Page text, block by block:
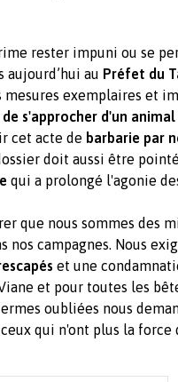
rester impuni ou se
aujourd’hui au Préfet du
mesures exemplaires et
s'approcher d'un animal
cet acte de barbarie par
doit aussi être
qui a prolongé l'agonie
que nous sommes des
nos campagnes. Nous
et une
et pour toutes les
oubliées nous
qui n'ont plus la force